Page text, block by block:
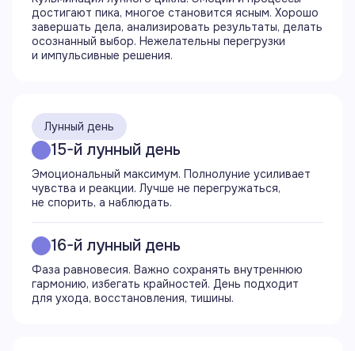
00:28
Начинается аспект оппозиция (180°) Луны
с Солнцем
Начинается аспект оппозиция (180°) Луны
с Юпитером
Завершается аспект трин (120°) Луны
с Венерой
Заход Луны
04:46
Начало фазы полнолуния
достигают пика, многое становится ясным. Хорошо
завершать дела, анализировать результаты, делать
осознанный выбор. Нежелательны перегрузки
и импульсивные решения.
Лунный день
15-й лунный день
Эмоциональный максимум. Полнолуние усиливает
чувства и реакции. Лучше не перегружаться,
не спорить, а наблюдать.
16-й лунный день
Фаза равновесия. Важно сохранять внутреннюю
гармонию, избегать крайностей. День подходит
для ухода, восстановления, тишины.